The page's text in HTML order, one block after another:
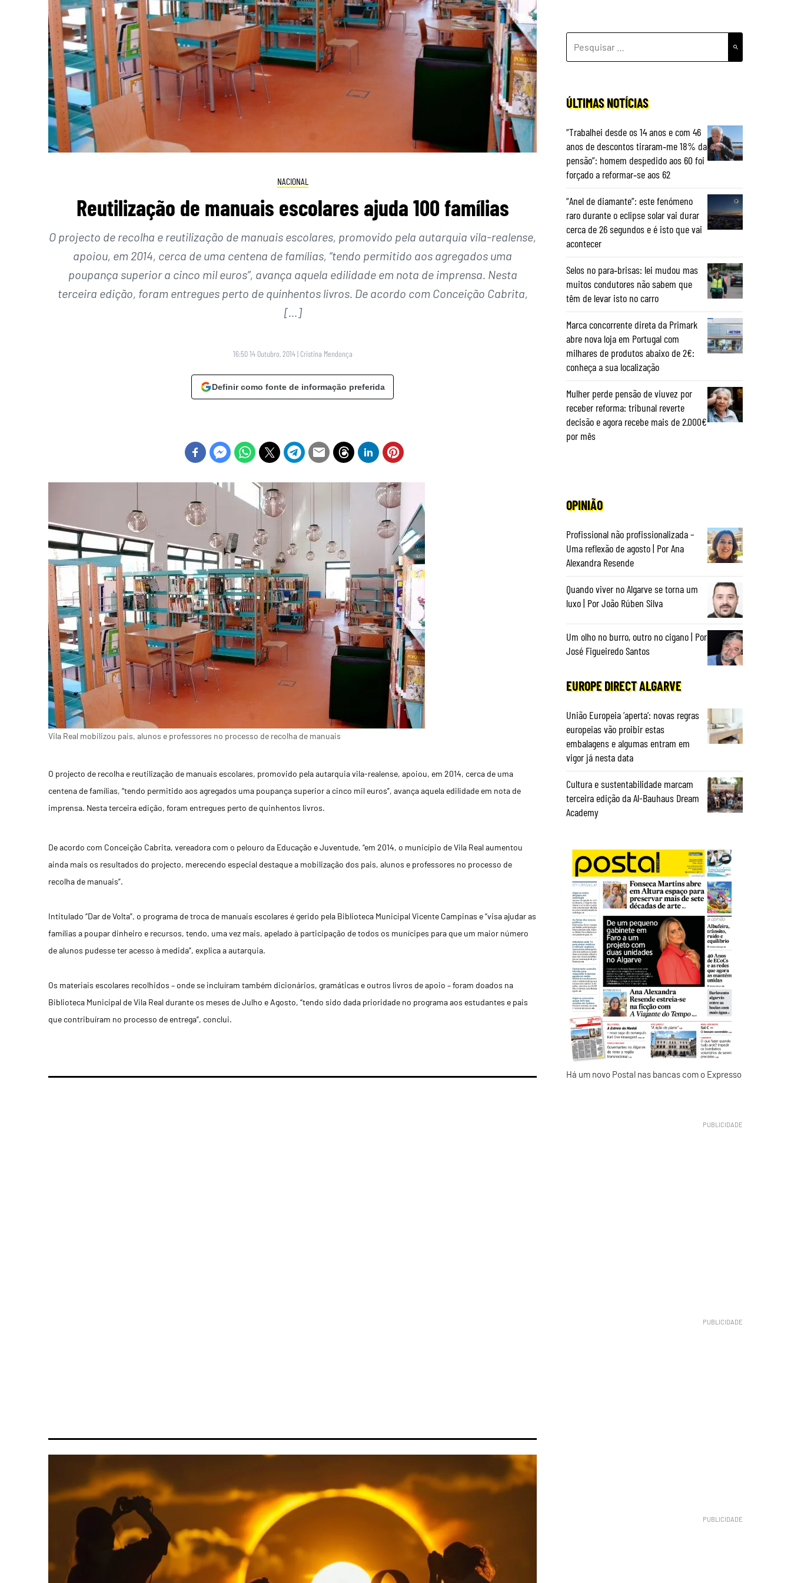
NACIONAL
Reutilização de manuais escolares ajuda 100 famílias
O projecto de recolha e reutilização de manuais escolares, promovido pela autarquia vila-realense,
apoiou, em 2014, cerca de uma centena de famílias, “tendo permitido aos agregados uma
poupança superior a cinco mil euros”, avança aquela edilidade em nota de imprensa. Nesta
terceira edição, foram entregues perto de quinhentos livros. De acordo com Conceição Cabrita,
[…]
16:50 14 Outubro, 2014 | Cristina Mendonça
Definir como fonte de informação preferida
Vila Real mobilizou pais, alunos e professores no processo de recolha de manuais
O projecto de recolha e reutilização de manuais escolares, promovido pela autarquia vila-realense, apoiou, em 2014, cerca de uma
centena de famílias, “tendo permitido aos agregados uma poupança superior a cinco mil euros”, avança aquela edilidade em nota de
imprensa. Nesta terceira edição, foram entregues perto de quinhentos livros.
De acordo com Conceição Cabrita, vereadora com o pelouro da Educação e Juventude, “em 2014, o município de Vila Real aumentou
ainda mais os resultados do projecto, merecendo especial destaque a mobilização dos pais, alunos e professores no processo de
recolha de manuais”.
Intitulado “Dar de Volta”, o programa de troca de manuais escolares é gerido pela Biblioteca Municipal Vicente Campinas e “visa ajudar as
famílias a poupar dinheiro e recursos, tendo, uma vez mais, apelado à participação de todos os munícipes para que um maior número
de alunos pudesse ter acesso à medida”, explica a autarquia.
Os materiais escolares recolhidos – onde se incluíram também dicionários, gramáticas e outros livros de apoio – foram doados na
Biblioteca Municipal de Vila Real durante os meses de Julho e Agosto, “tendo sido dada prioridade no programa aos estudantes e pais
que contribuíram no processo de entrega”, conclui.
POR:
ÚLTIMAS NOTÍCIAS
“Trabalhei desde os 14 anos e com 46
anos de descontos tiraram‑me 18% da
pensão”: homem despedido aos 60 foi
forçado a reformar‑se aos 62
“Anel de diamante”: este fenómeno
raro durante o eclipse solar vai durar
cerca de 26 segundos e é isto que vai
acontecer
Selos no para‑brisas: lei mudou mas
muitos condutores não sabem que
têm de levar isto no carro
Marca concorrente direta da Primark
abre nova loja em Portugal com
milhares de produtos abaixo de 2€:
conheça a sua localização
Mulher perde pensão de viuvez por
receber reforma: tribunal reverte
decisão e agora recebe mais de 2.000€
por mês
OPINIÃO
Profissional não profissionalizada –
Uma reflexão de agosto | Por Ana
Alexandra Resende
Quando viver no Algarve se torna um
luxo | Por João Rúben Silva
Um olho no burro, outro no cigano | Por
José Figueiredo Santos
EUROPE DIRECT ALGARVE
União Europeia ‘aperta’: novas regras
europeias vão proibir estas
embalagens e algumas entram em
vigor já nesta data
Cultura e sustentabilidade marcam
terceira edição da Al-Bauhaus Dream
Academy
Há um novo Postal nas bancas com o Expresso